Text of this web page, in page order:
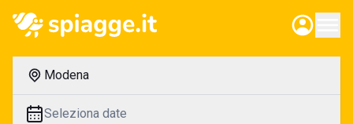
Modena
Seleziona date